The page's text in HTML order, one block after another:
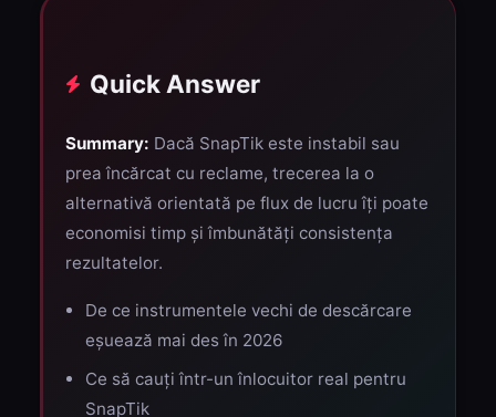
Quick Answer
Summary: Dacă SnapTik este instabil sau
prea încărcat cu reclame, trecerea la o
alternativă orientată pe flux de lucru îți poate
economisi timp și îmbunătăți consistența
rezultatelor.
De ce instrumentele vechi de descărcare
eșuează mai des în 2026
Ce să cauți într-un înlocuitor real pentru
SnapTik